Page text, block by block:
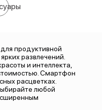
продуктивной
развлечений.
и интеллекта,
Смартфон
расцветках.
любой